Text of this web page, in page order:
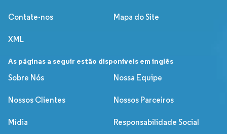
Contate-nos Mapa do Site
XML
As páginas a seguir estão disponíveis em inglês
Sobre Nós
Nossa Equipe
Nossos Clientes Nossos Parceiros
Mídia Responsabilidade Social